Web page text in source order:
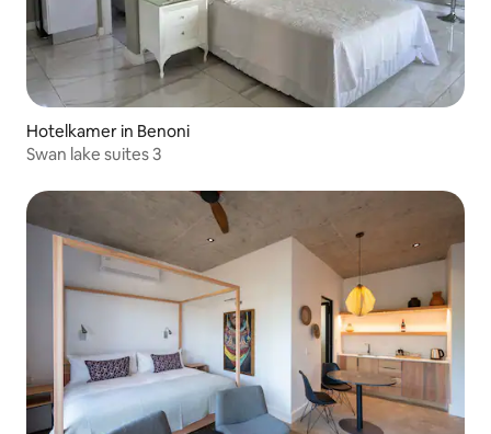
Hotelkamer in Benoni
Swan lake suites 3